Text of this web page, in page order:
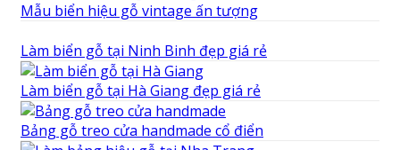
Mẫu biển hiệu gỗ vintage ấn tượng
Làm biển gỗ tại Ninh Binh đẹp giá rẻ
Làm biển gỗ tại Hà Giang đẹp giá rẻ
Bảng gỗ treo cửa handmade cổ điển